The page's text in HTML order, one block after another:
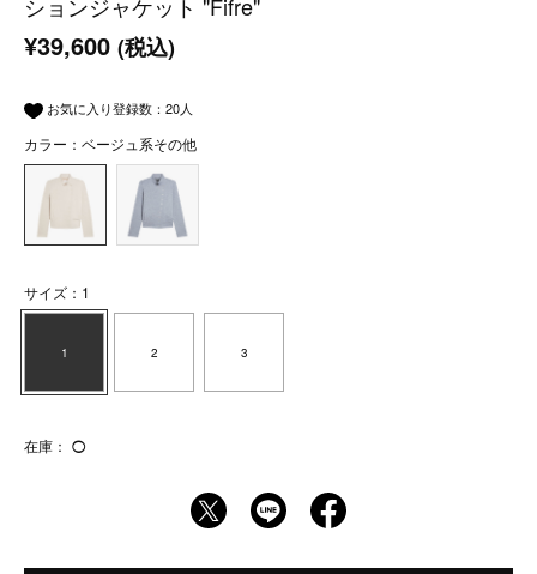
ションジャケット "Fifre"
¥39,600 (税込)
お気に入り登録数： 20人
カラー：ベージュ系その他
サイズ：1
1 2 3
在庫： ◯